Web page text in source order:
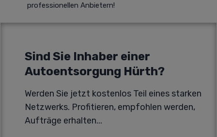
professionellen Anbietern!
Sind Sie Inhaber einer
Autoentsorgung Hürth?
Werden Sie jetzt kostenlos Teil eines starken
Netzwerks. Profitieren, empfohlen werden,
Aufträge erhalten...